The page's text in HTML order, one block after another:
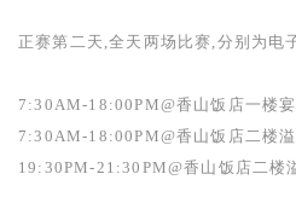
正赛第二天,全天两场比赛,分别为电
7:30AM-18:00PM@香山饭店一楼
7:30AM-18:00PM@香山饭店二楼
19:30PM-21:30PM@香山饭店二楼